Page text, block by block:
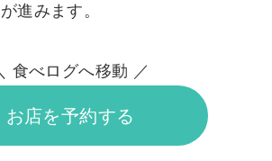
進みます。
食べログへ移動 ／
お店を予約する